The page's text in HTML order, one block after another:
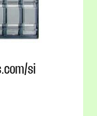
si